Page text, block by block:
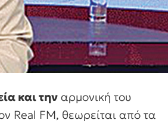
και την αρμονική του
Real FM, θεωρείται από τα